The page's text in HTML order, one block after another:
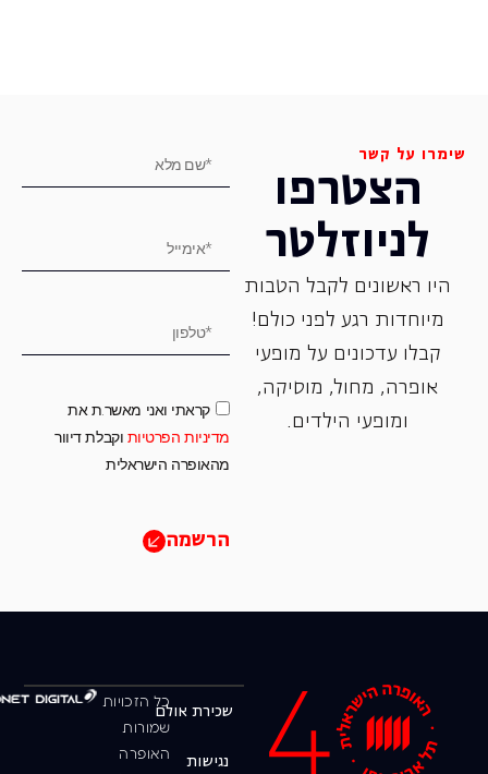
שימרו על קשר
הצטרפו
לניוזלטר
היו ראשונים לקבל הטבות
מיוחדות רגע לפני כולם!
קבלו עדכונים על מופעי
אופרה, ‏מחול, ‏מוסיקה,
ומופעי הילדים.
קראתי ואני מאשר.ת את
מדיניות הפרטיות וקבלת דיוור
מהאופרה הישראלית
הרשמה
כל הזכויות
שמורות
האופרה
שכירת אולם
נגישות